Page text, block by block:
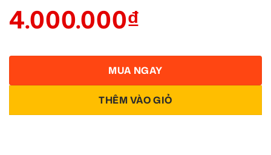
4.000.000₫
THÊM VÀO GIỎ
MUA NGAY